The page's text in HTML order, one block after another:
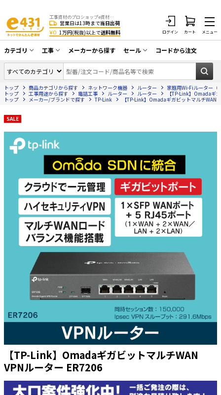
工事資材のプロショップe資材 CATV・アンテナ・防犯・光・LAN・電気・空調工事など
営業日は13時まで当日出荷
¥0 1万円(税抜)以上で送料無料 ログイン カート メニュー
カテゴリ
同軸ケーブル／テレビ用接栓／関連工具
アンテナ・取付金具・ブースター／CATV
部材類
HDMIケーブル・周辺機器／RCAケーブル
電話線／コネクタ／アダプタ
光ファイバー・融着接続機関連
LANケーブル・コネクタ・関連資材/機器
ネットワーク機器
エアコン・換気扇・空調資材
太陽光発電ケーブル・コネクタ・関連資
材/機器
電源ケーブル／コネクタ／分電盤／ブレ
ーカ
照明・照明器具
電源タップ・延長コード
スイッチ・コンセント（配線器具）
PF管/FEP管/CD管/情報線保護管
ボックス・ビニル電線管付属品・引き込
みカバー
工具関連
工事
CATV・アンテナ工事
光工事・FTTH工事
電話工事
電気配管工事
EV充電設備工事
照明設置工事
太陽光発電工事
ホテル・病院向け
メーカーから探す セール
在庫一掃セール
コードから注文
トップ 商品カテゴリから探す ネットワーク機器 ルーター
家庭用Wi-Fiルーター（
トップ
工事用途から探す 電話工事 ルーター ルーター
【TP-Link】Omadaギ
トップ
メーカー/ブランドで探す TP-Link 【TP-Link】OmadaギガビットマルチWAN
【TP-Link】OmadaギガビットマルチWAN
VPNルーター ER7206
SALE